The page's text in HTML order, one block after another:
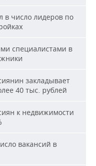
в число лидеров по
специалистами в
закладывает
40 тыс. рублей
к недвижимости
вакансий в